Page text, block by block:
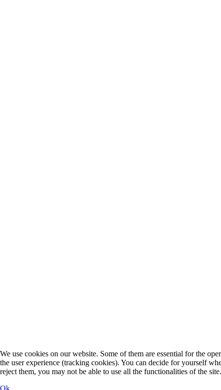
We use cookies on our website. Some of them are essential for the
the user experience (tracking cookies). You can decide for yourself
reject them, you may not be able to use all the functionalities of the site.
Ok